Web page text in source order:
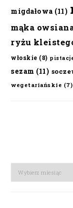
migdałowa (11)
mąka
ryżu
włoskie (8)
sezam (11)
wegetariańskie (7)
Archiwa